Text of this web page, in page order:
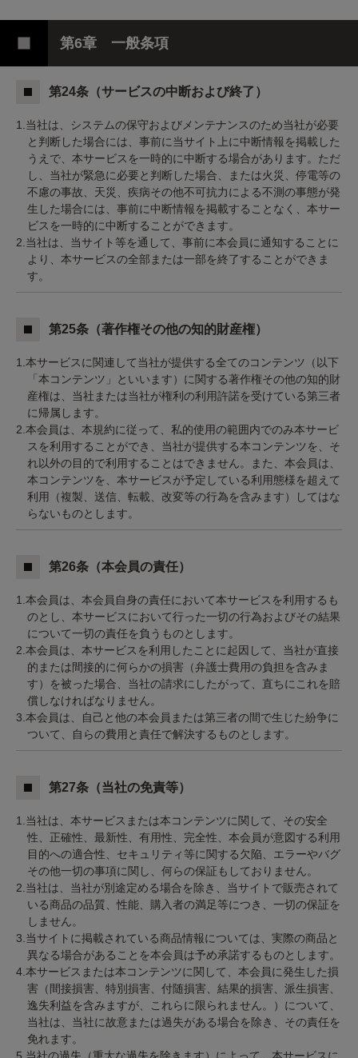
第6章 一般条項
第24条（サービスの中断および終了）
1.当社は、システムの保守およびメンテナンスのため当社が必要
と判断した場合には、事前に当サイト上に中断情報を掲載した
うえで、本サービスを一時的に中断する場合があります。ただ
し、当社が緊急に必要と判断した場合、または火災、停電等の
不慮の事故、天災、疾病その他不可抗力による不測の事態が発
生した場合には、事前に中断情報を掲載することなく、本サー
ビスを一時的に中断することができます。
2.当社は、当サイト等を通して、事前に本会員に通知することに
より、本サービスの全部または一部を終了することができま
す。
第25条（著作権その他の知的財産権）
1.本サービスに関連して当社が提供する全てのコンテンツ（以下
「本コンテンツ」といいます）に関する著作権その他の知的財
産権は、当社または当社が権利の利用許諾を受けている第三者
に帰属します。
2.本会員は、本規約に従って、私的使用の範囲内でのみ本サービ
スを利用することができ、当社が提供する本コンテンツを、そ
れ以外の目的で利用することはできません。また、本会員は、
本コンテンツを、本サービスが予定している利用態様を超えて
利用（複製、送信、転載、改変等の行為を含みます）してはな
らないものとします。
第26条（本会員の責任）
1.本会員は、本会員自身の責任において本サービスを利用するも
のとし、本サービスにおいて行った一切の行為およびその結果
について一切の責任を負うものとします。
2.本会員は、本サービスを利用したことに起因して、当社が直接
的または間接的に何らかの損害（弁護士費用の負担を含みま
す）を被った場合、当社の請求にしたがって、直ちにこれを賠
償しなければなりません。
3.本会員は、自己と他の本会員または第三者の間で生じた紛争に
ついて、自らの費用と責任で解決するものとします。
第27条（当社の免責等）
1.当社は、本サービスまたは本コンテンツに関して、その安全
性、正確性、最新性、有用性、完全性、本会員が意図する利用
目的への適合性、セキュリティ等に関する欠陥、エラーやバグ
その他一切の事項に関し、何らの保証もしておりません。
2.当社は、当社が別途定める場合を除き、当サイトで販売されて
いる商品の品質、性能、購入者の満足等につき、一切の保証を
しません。
3.当サイトに掲載されている商品情報については、実際の商品と
異なる場合があることを本会員は予め承諾するものとします。
4.本サービスまたは本コンテンツに関して、本会員に発生した損
害（間接損害、特別損害、付随損害、結果的損害、派生損害、
逸失利益を含みますが、これらに限られません。）について、
当社は、当社に故意または過失がある場合を除き、その責任を
免れます。